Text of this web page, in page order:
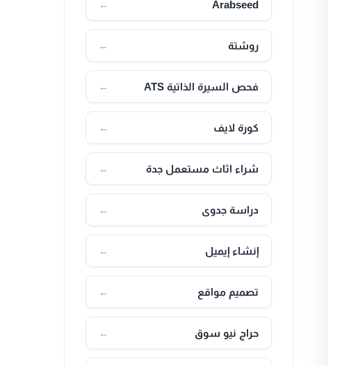
Arabseed
←
روشتة ←
فحص السيرة الذاتية ATS ←
كورة لايف ←
شراء اثاث مستعمل جدة ←
دراسة جدوى ←
إنشاء إيميل ←
تصميم مواقع ←
حراج نيو سوق ←